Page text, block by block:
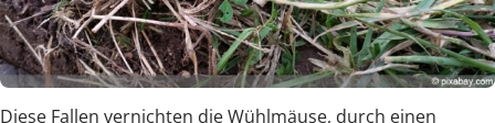
Diese Fallen vernichten die Wühlmäuse, durch einen